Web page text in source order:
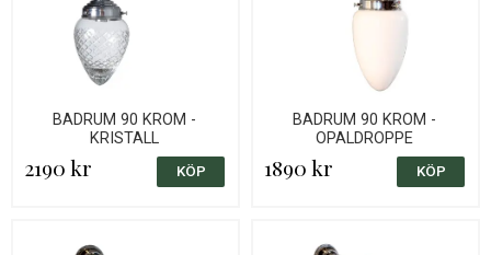
BADRUM 90 KROM -
KRISTALL
2190 kr
BADRUM 90 KROM -
OPALDROPPE
1890 kr